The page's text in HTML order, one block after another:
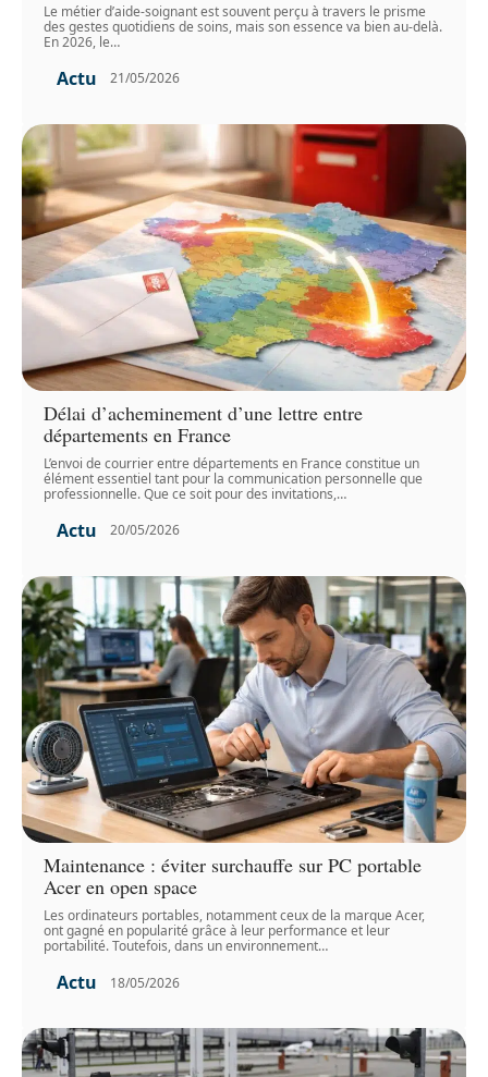
Le métier d’aide-soignant est souvent perçu à travers le prisme
des gestes quotidiens de soins, mais son essence va bien au-delà.
En 2026, le…
Actu 21/05/2026
Délai d’acheminement d’une lettre entre
départements en France
L’envoi de courrier entre départements en France constitue un
élément essentiel tant pour la communication personnelle que
professionnelle. Que ce soit pour des invitations,…
Actu 20/05/2026
Maintenance : éviter surchauffe sur PC portable
Acer en open space
Les ordinateurs portables, notamment ceux de la marque Acer,
ont gagné en popularité grâce à leur performance et leur
portabilité. Toutefois, dans un environnement…
Actu 18/05/2026